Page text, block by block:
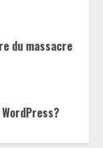
du massacre